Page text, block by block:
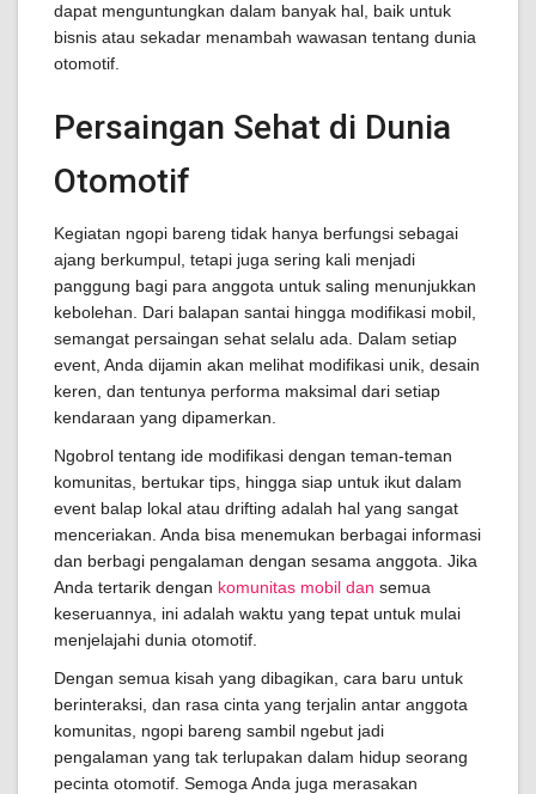
dapat menguntungkan dalam banyak hal, baik untuk
bisnis atau sekadar menambah wawasan tentang dunia
otomotif.
Persaingan Sehat di Dunia
Otomotif
Kegiatan ngopi bareng tidak hanya berfungsi sebagai
ajang berkumpul, tetapi juga sering kali menjadi
panggung bagi para anggota untuk saling menunjukkan
kebolehan. Dari balapan santai hingga modifikasi mobil,
semangat persaingan sehat selalu ada. Dalam setiap
event, Anda dijamin akan melihat modifikasi unik, desain
keren, dan tentunya performa maksimal dari setiap
kendaraan yang dipamerkan.
Ngobrol tentang ide modifikasi dengan teman-teman
komunitas, bertukar tips, hingga siap untuk ikut dalam
event balap lokal atau drifting adalah hal yang sangat
menceriakan. Anda bisa menemukan berbagai informasi
dan berbagi pengalaman dengan sesama anggota. Jika
Anda tertarik dengan komunitas mobil dan semua
keseruannya, ini adalah waktu yang tepat untuk mulai
menjelajahi dunia otomotif.
Dengan semua kisah yang dibagikan, cara baru untuk
berinteraksi, dan rasa cinta yang terjalin antar anggota
komunitas, ngopi bareng sambil ngebut jadi
pengalaman yang tak terlupakan dalam hidup seorang
pecinta otomotif. Semoga Anda juga merasakan